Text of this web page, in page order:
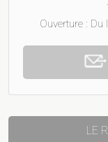
Ouverture :
LE